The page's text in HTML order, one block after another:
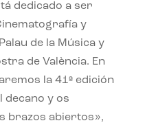
dedicado a ser
y
de la Música y
de València. En
la 41ª edición
decano y os
brazos abiertos»,